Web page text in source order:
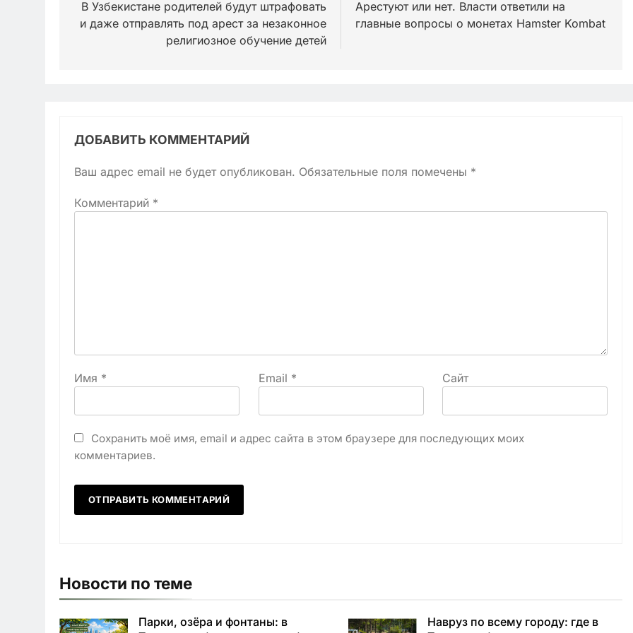
по
записям
В Узбекистане родителей будут штрафовать
и даже отправлять под арест за незаконное
религиозное обучение детей
Арестуют или нет. Власти ответили на
главные вопросы о монетах Hamster Kombat
ДОБАВИТЬ КОММЕНТАРИЙ
Ваш адрес email не будет опубликован. Обязательные поля помечены *
Комментарий *
Имя * Email * Сайт
Сохранить моё имя, email и адрес сайта в этом браузере для последующих моих
комментариев.
Новости по теме
Парки, озёра и фонтаны: в
Навруз по всему городу: где в